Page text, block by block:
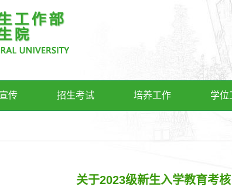
传 招生考试 培养工作 学位
关于2023级新生入学教育考